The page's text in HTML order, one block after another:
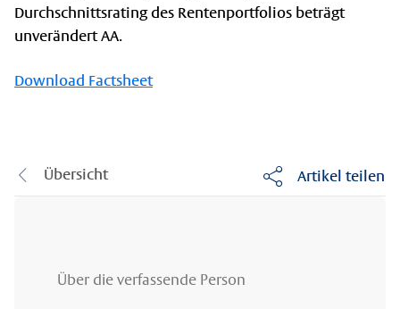
Durchschnittsrating des Rentenportfolios beträgt
unverändert AA.
Download Factsheet
Übersicht Artikel teilen
Über die verfassende Person